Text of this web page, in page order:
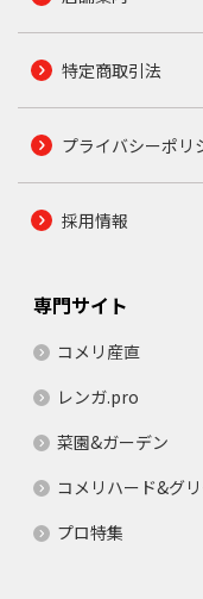
特定商取引法
プライバシーポリ
採用情報
専門サイト
コメリ産直
レンガ.pro
菜園&ガーデン
コメリハード&グ
プロ特集